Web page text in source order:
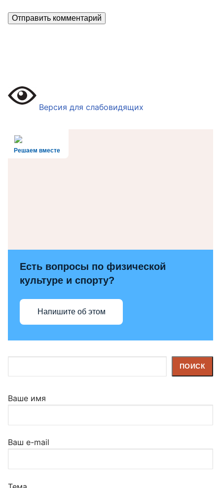
Версия для слабовидящих
Решаем вместе
Есть вопросы по физической
культуре и спорту?
Напишите об этом
ПОИСК
Ваше имя
Ваш e-mail